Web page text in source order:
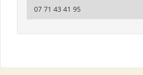
07 71 43 41 95